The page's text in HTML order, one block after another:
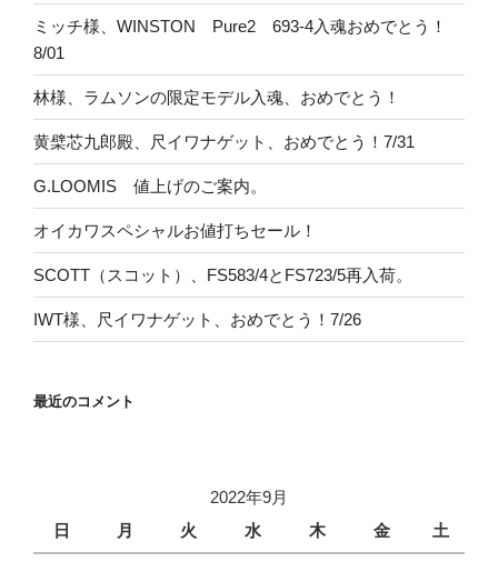
ミッチ様、WINSTON Pure2 693-4入魂おめでとう！
8/01
林様、ラムソンの限定モデル入魂、おめでとう！
黄檗芯九郎殿、尺イワナゲット、おめでとう！7/31
G.LOOMIS 値上げのご案内。
オイカワスペシャルお値打ちセール！
SCOTT（スコット）、FS583/4とFS723/5再入荷。
IWT様、尺イワナゲット、おめでとう！7/26
最近のコメント
2022年9月
日
月 火 水 木 金 土